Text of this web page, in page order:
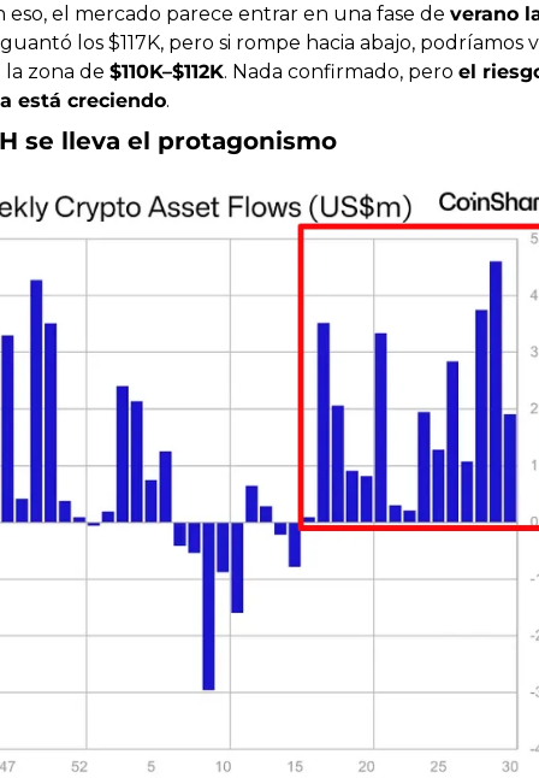
eso, el mercado parece entrar en una fase de verano
los $117K, pero si rompe hacia abajo, podríamos
la zona de $110K–$112K. Nada confirmado, pero el
está creciendo.
se lleva el protagonismo